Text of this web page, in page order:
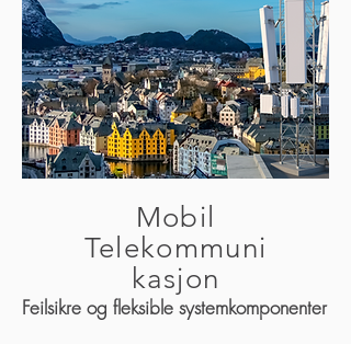
Mobil
Telekommuni
kasjon
​Feilsikre og fleksible systemkomponenter